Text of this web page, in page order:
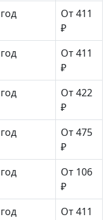
От 411
₽
От 411
₽
От 422
₽
От 475
₽
От 106
₽
От 411